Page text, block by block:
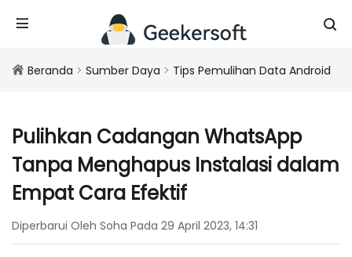
Beranda > Sumber Daya > Tips Pemulihan Data Android
Pulihkan Cadangan WhatsApp
Tanpa Menghapus Instalasi dalam
Empat Cara Efektif
Diperbarui Oleh Soha Pada 29 April 2023, 14:31